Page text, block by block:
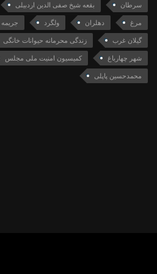
سرطان بقعه شیخ صفی الدین اردبیلی
مرغ دهلران ولگرد جریمه
گیلان غرب زندگی محرمانه حیوانات خانگی
شهر چهارباغ کمیسیون امنیت ملی مجلس
محمدحسین پاپلی